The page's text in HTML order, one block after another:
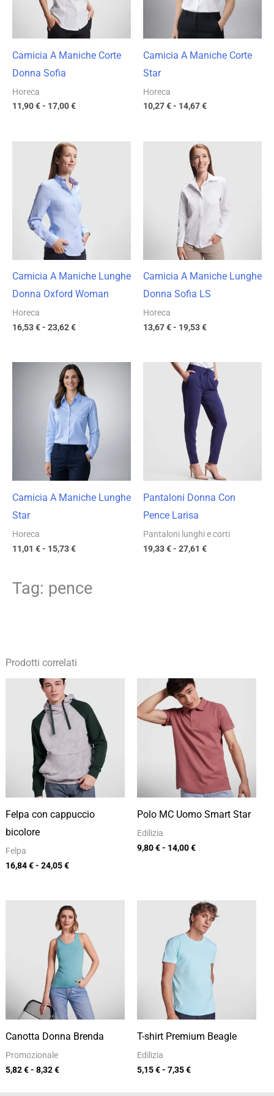
Camicia A Maniche Corte
Donna Sofia
Horeca
11,90€- 17,00€
Camicia A Maniche Corte
Star
Horeca
10,27€- 14,67€
Camicia A Maniche Lunghe
Donna Oxford Woman
Horeca
16,53€- 23,62€
Fascia
di
prezzo:
da
16,53 €
a
23,62 €
Camicia A Maniche Lunghe
Donna Sofia LS
Horeca
13,67€- 19,53€
Fascia
di
prezzo:
da
19,53 €
Camicia A Maniche Lunghe
Star
Horeca
11,01 €- 15,73€
Fascia
di
prezzo:
da
11,01 €
a
15,73 €
Pantaloni Donna Con
Pence Larisa
Pantaloni lunghi e corti
19,33€- 27,61 €
Fascia
di
prezzo:
da
19,33 €
a
27,61 €
Tag: pence
Prodotti correlati
Felpa con cappuccio
bicolore
Felpa
16,84€- 24,05€
di
prezzo:
da
16,84 €
24,05 €
Polo MC Uomo Smart Star
Edilizia
9,80€- 14,00€
Fascia
di
prezzo:
9,80 €
a
14,00 €
Canotta Donna Brenda
Promozionale
5,82€- 8,32€
Fascia
di
prezzo:
da
5,82 €
a
8,32 €
T-shirt Premium Beagle
Edilizia
5,15€- 7,35€
Fascia
di
prezzo:
da
7,35 €